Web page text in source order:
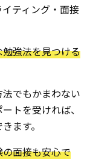
ティング・面接
強法を見つける
でもかまわない
トを受ければ、
ます。
面接も安心で